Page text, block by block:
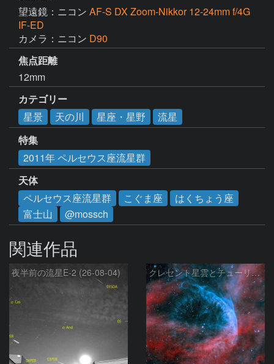
望遠鏡：ニコン AF-S DX Zoom-Nikkor 12-24mm f/4G
IF-ED
カメラ：ニコン D90
焦点距離
12mm
カテゴリー
星景
天の川 星座・星野
流星
特集
2011年 ペルセウス座流星群
天体
ペルセウス座流星群
こぐま座
はくちょう座
富士山
@mossch
関連作品
夜半前の流星E-2 (26-08-04) クレセント星雲とチューリップ星雲の真ん中あたりにある星雲 NGC6883 ???